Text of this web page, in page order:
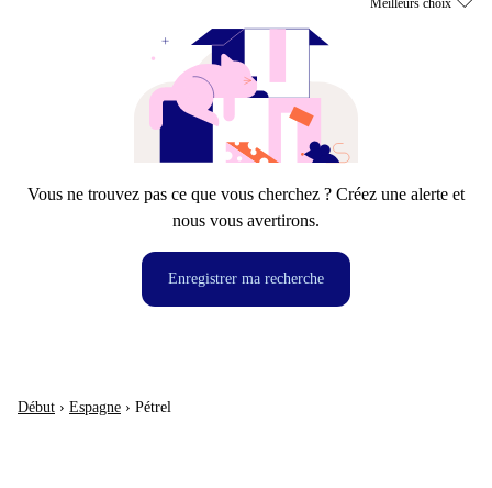
Vous ne trouvez pas ce que vous cherchez ? Créez une alerte et
nous vous avertirons.
Enregistrer ma recherche
Début › Espagne › Pétrel